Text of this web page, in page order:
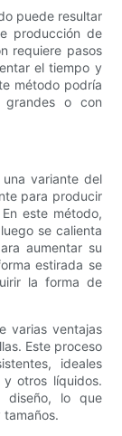
puede resultar
producción de
requiere pasos
el tiempo y
método podría
grandes o con
variante del
para producir
este método,
se calienta
aumentar su
estirada se
la forma de
varias ventajas
Este proceso
ideales
otros líquidos.
diseño, lo que